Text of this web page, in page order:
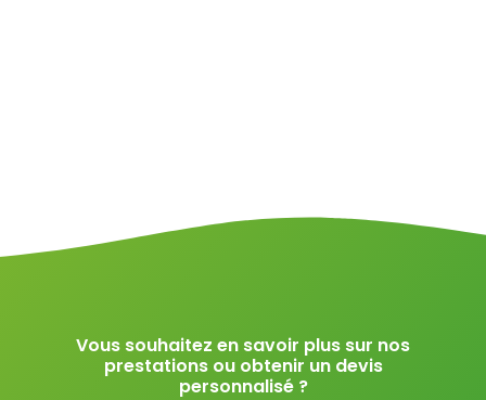
Vous souhaitez en savoir plus sur nos
prestations ou obtenir un devis
personnalisé ?